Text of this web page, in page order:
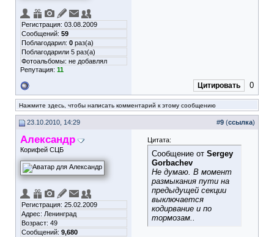
Регистрация: 03.08.2009
Сообщений: 59
Поблагодарил: 0 раз(а)
Поблагодарили 5 раз(а)
Фотоальбомы: не добавлял
Репутация: 11
Цитировать 0
Нажмите здесь, чтобы написать комментарий к этому сообщению
23.10.2010, 14:29 #9 (ссылка)
Александр
Корифей СЦБ
Регистрация: 25.02.2009
Адрес: Ленинград
Возраст: 49
Сообщений: 9,680
Цитата:
Сообщение от Sergey
Gorbachev
Не думаю. В момент
размыкания пути на
предыдущей секции
выключается
кодирвание и по
тормозам..